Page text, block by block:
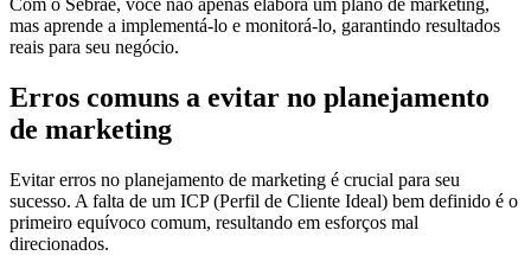
Com o Sebrae, você não apenas elabora um plano de marketing,
mas aprende a implementá-lo e monitorá-lo, garantindo resultados
reais para seu negócio.
Erros comuns a evitar no planejamento
de marketing
Evitar erros no planejamento de marketing é crucial para seu
sucesso. A falta de um ICP (Perfil de Cliente Ideal) bem definido é o
primeiro equívoco comum, resultando em esforços mal
direcionados.